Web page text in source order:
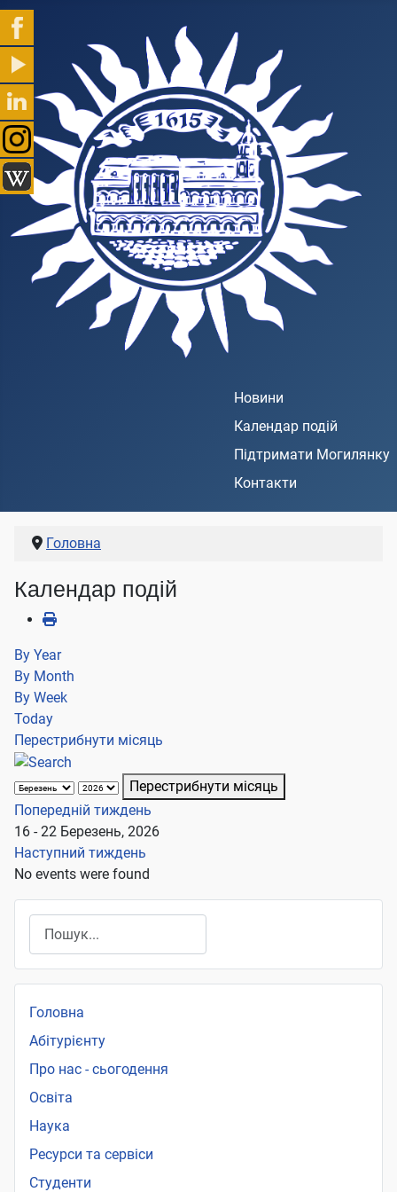
Новини
Календар подій
Підтримати Могилянку
Контакти
Головна
Календар подій
By Year
By Month
By Week
Today
Перестрибнути місяць
Перестрибнути місяць
Попередній тиждень
16 - 22 Березень, 2026
Наступний тиждень
No events were found
Головна
Абітурієнту
Про нас - сьогодення
Освіта
Наука
Ресурси та сервіси
Студенти